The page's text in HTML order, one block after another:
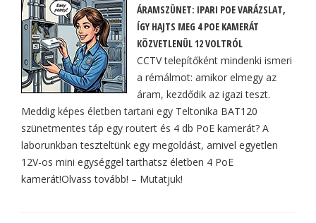
ÁRAMSZÜNET: IPARI POE VARÁZSLAT,
ÍGY HAJTS MEG 4 POE KAMERÁT
KÖZVETLENÜL 12 VOLTRÓL
CCTV telepítőként mindenki ismeri
a rémálmot: amikor elmegy az
áram, kezdődik az igazi teszt.
Meddig képes életben tartani egy Teltonika BAT120
szünetmentes táp egy routert és 4 db PoE kamerát? A
laborunkban teszteltünk egy megoldást, amivel egyetlen
12V-os mini egységgel tarthatsz életben 4 PoE
kamerát!Olvass tovább! – Mutatjuk!